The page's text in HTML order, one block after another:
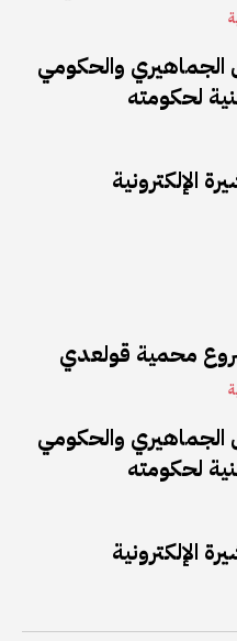
الجماهيري والحكومي
لحكومته
الإلكترونية
محمية قولعدي
الجماهيري والحكومي
لحكومته
الإلكترونية